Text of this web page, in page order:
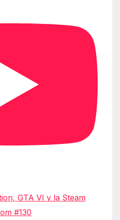
GTA VI y la Steam
#130